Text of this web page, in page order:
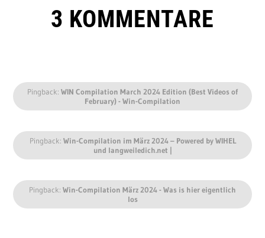
3 KOMMENTARE
Pingback: WIN Compilation March 2024 Edition (Best Videos of
February) - Win-Compilation
Pingback: Win-Compilation im März 2024 – Powered by WIHEL
und langweiledich.net |
Pingback: Win-Compilation März 2024 - Was is hier eigentlich
los